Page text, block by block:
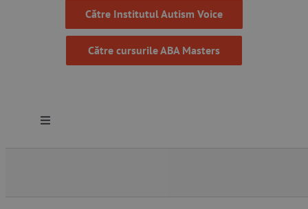
Către Institutul Autism Voice
Către cursurile ABA Masters
Toggle